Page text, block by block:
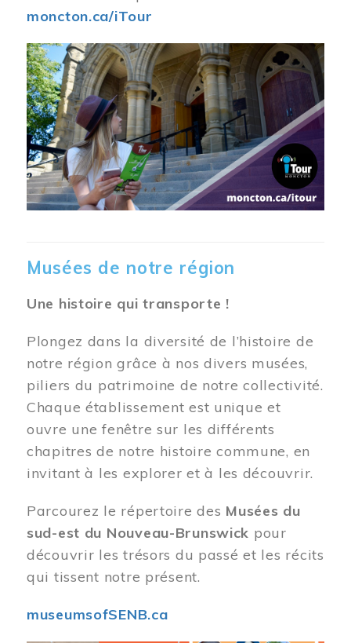
moncton.ca/iTour
Musées de notre région
Une histoire qui transporte !
Plongez dans la diversité de l’histoire de
notre région grâce à nos divers musées,
piliers du patrimoine de notre collectivité.
Chaque établissement est unique et
ouvre une fenêtre sur les différents
chapitres de notre histoire commune, en
invitant à les explorer et à les découvrir.
Parcourez le répertoire des Musées du
sud-est du Nouveau-Brunswick pour
découvrir les trésors du passé et les récits
qui tissent notre présent.
museumsofSENB.ca